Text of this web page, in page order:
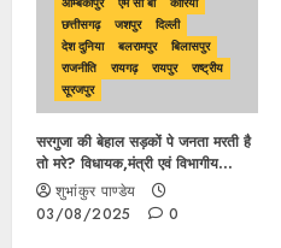
छत्तीसगढ़
जशपुर
दिल्ली
देश दुनिया
बलरामपुर
बिलासपुर
राजनीति
रायगढ़ रायपुर
राष्ट्रीय
सूरजपुर
सरगुजा की बेहाल सड़कों पे जनता मरती है
तो मरे? विधायक,मंत्री एवं विभागीय
अधिकारी बने मूकदर्शक
शुभांकुर पाण्डेय
03/08/2025
0